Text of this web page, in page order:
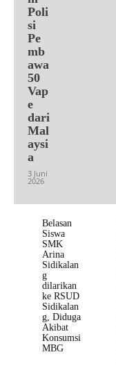
Poli
si
Pe
mb
awa
50
Vap
e
dari
Mal
aysi
a
3 Juni
2026
Belasan
Siswa
SMK
Arina
Sidikalan
g
dilarikan
ke RSUD
Sidikalan
g, Diduga
Akibat
Konsumsi
MBG